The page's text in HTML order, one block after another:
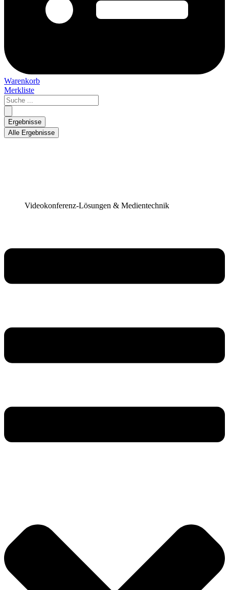
Warenkorb
Merkliste
Search
...
Ergebnisse
Alle Ergebnisse
Videokonferenz-Lösungen & Medientechnik